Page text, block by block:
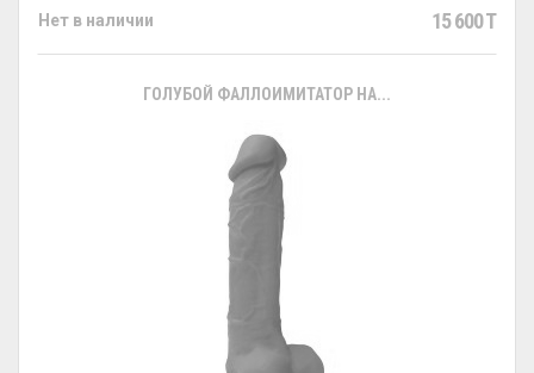
Нет в наличии 15 600 T
ГОЛУБОЙ ФАЛЛОИМИТАТОР НА...